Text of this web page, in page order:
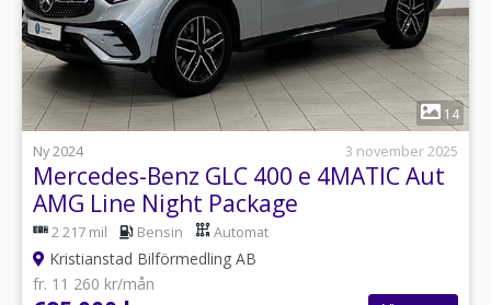
1
14
Ny 2024
3 november 2025
Mercedes-Benz GLC 400 e 4MATIC Aut
AMG Line Night Package
2 217 mil Bensin Automat
Kristianstad Bilförmedling AB
fr. 11 260 kr/mån